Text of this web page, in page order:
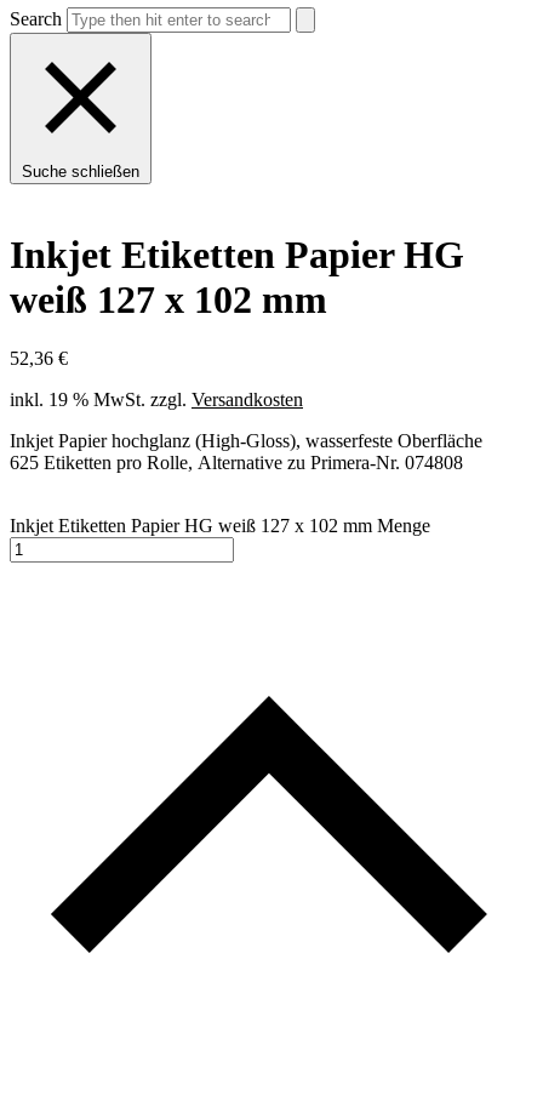
Search
Suche schließen
Inkjet Etiketten Papier HG
weiß 127 x 102 mm
52,36 €
inkl. 19 % MwSt. zzgl. Versandkosten
Inkjet Papier hochglanz (High-Gloss), wasserfeste Oberfläche
625 Etiketten pro Rolle, Alternative zu Primera-Nr. 074808
Inkjet Etiketten Papier HG weiß 127 x 102 mm Menge